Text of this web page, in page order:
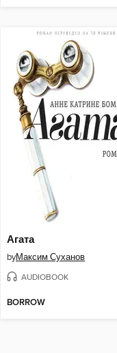
Агата
byМаксим Суханов
AUDIOBOOK
BORROW